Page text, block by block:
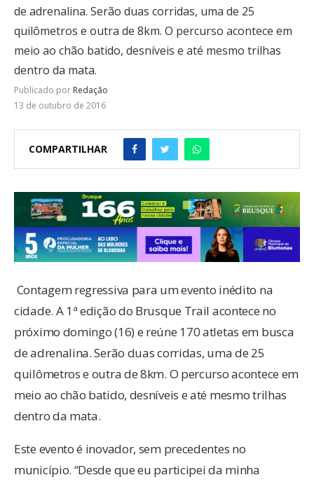
de adrenalina. Serão duas corridas, uma de 25
quilômetros e outra de 8km. O percurso acontece em
meio ao chão batido, desníveis e até mesmo trilhas
dentro da mata.
Publicado por Redação
13 de outubro de 2016
COMPARTILHAR
Contagem regressiva para um evento inédito na
cidade. A 1ª edição do Brusque Trail acontece no
próximo domingo (16) e reúne 170 atletas em busca
de adrenalina. Serão duas corridas, uma de 25
quilômetros e outra de 8km. O percurso acontece em
meio ao chão batido, desníveis e até mesmo trilhas
dentro da mata.
Este evento é inovador, sem precedentes no
município. “Desde que eu participei da minha